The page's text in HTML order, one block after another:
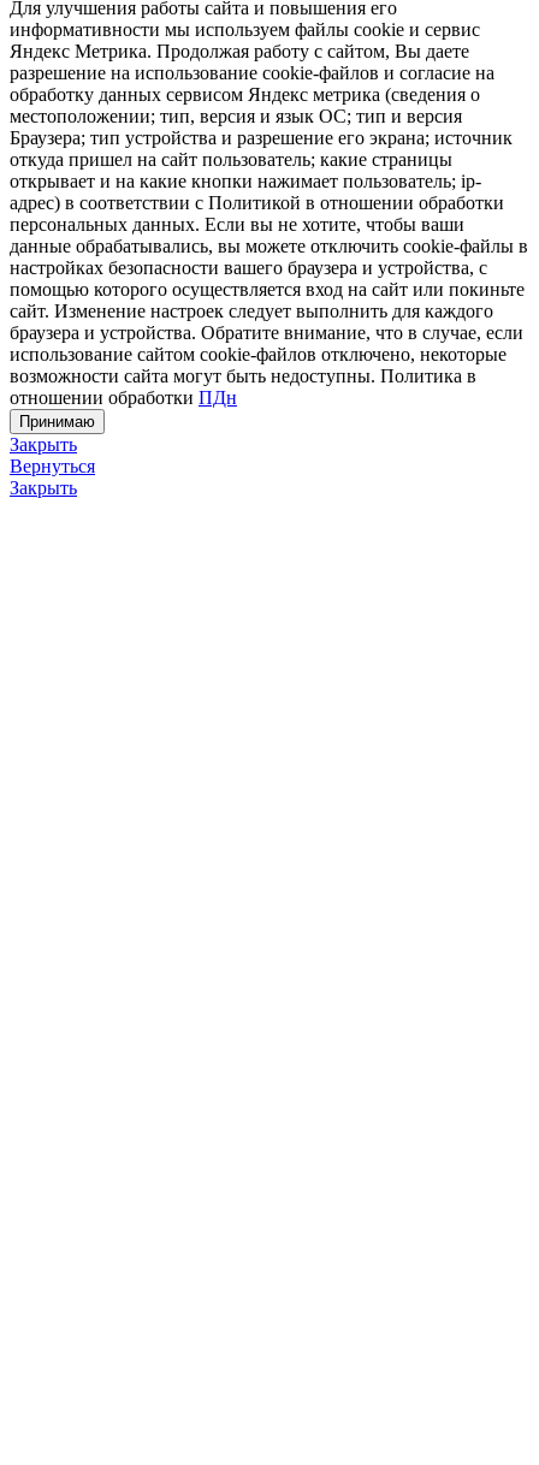
Для улучшения работы сайта и повышения его
информативности мы используем файлы cookie и сервис
Яндекс Метрика. Продолжая работу с сайтом, Вы даете
разрешение на использование cookie-файлов и согласие на
обработку данных сервисом Яндекс метрика (сведения о
местоположении; тип, версия и язык ОС; тип и версия
Браузера; тип устройства и разрешение его экрана; источник
откуда пришел на сайт пользователь; какие страницы
открывает и на какие кнопки нажимает пользователь; ip-
адрес) в соответствии с Политикой в отношении обработки
персональных данных. Если вы не хотите, чтобы ваши
данные обрабатывались, вы можете отключить cookie-файлы в
настройках безопасности вашего браузера и устройства, с
помощью которого осуществляется вход на сайт или покиньте
сайт. Изменение настроек следует выполнить для каждого
браузера и устройства. Обратите внимание, что в случае, если
использование сайтом cookie-файлов отключено, некоторые
возможности сайта могут быть недоступны. Политика в
отношении обработки ПДн
Принимаю
Закрыть
Вернуться
Закрыть